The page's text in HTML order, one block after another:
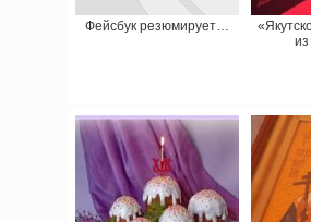
Фейсбук резюмирует…